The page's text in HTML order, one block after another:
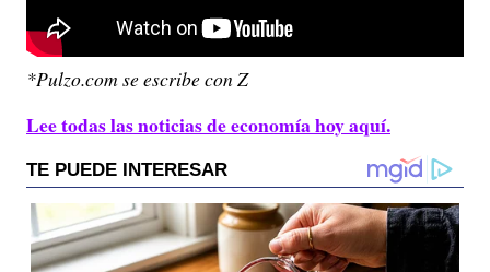
*Pulzo.com se escribe con Z
Lee todas las noticias de economía hoy aquí.